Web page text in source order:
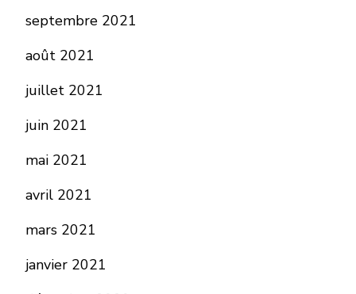
septembre 2021
août 2021
juillet 2021
juin 2021
mai 2021
avril 2021
mars 2021
janvier 2021